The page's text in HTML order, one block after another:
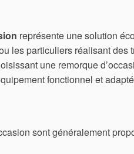
représente une solution
les particuliers réalisant des
une remorque
fonctionnel et
sont généralement